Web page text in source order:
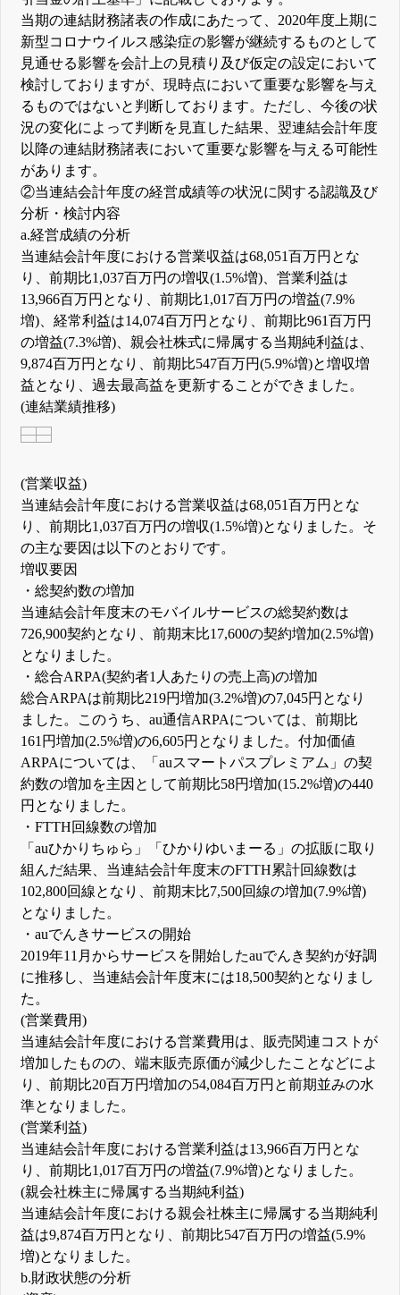
当期の連結財務諸表の作成にあたって、2020年度上期に
新型コロナウイルス感染症の影響が継続するものとして
見通せる影響を会計上の見積り及び仮定の設定において
検討しておりますが、現時点において重要な影響を与え
るものではないと判断しております。ただし、今後の状
況の変化によって判断を見直した結果、翌連結会計年度
以降の連結財務諸表において重要な影響を与える可能性
があります。
②当連結会計年度の経営成績等の状況に関する認識及び
分析・検討内容
a.経営成績の分析
当連結会計年度における営業収益は68,051百万円とな
り、前期比1,037百万円の増収(1.5%増)、営業利益は
13,966百万円となり、前期比1,017百万円の増益(7.9%
増)、経常利益は14,074百万円となり、前期比961百万円
の増益(7.3%増)、親会社株式に帰属する当期純利益は、
9,874百万円となり、前期比547百万円(5.9%増)と増収増
益となり、過去最高益を更新することができました。
(連結業績推移)
(営業収益)
当連結会計年度における営業収益は68,051百万円とな
り、前期比1,037百万円の増収(1.5%増)となりました。そ
の主な要因は以下のとおりです。
増収要因
・総契約数の増加
当連結会計年度末のモバイルサービスの総契約数は
726,900契約となり、前期末比17,600の契約増加(2.5%増)
となりました。
・総合ARPA(契約者1人あたりの売上高)の増加
総合ARPAは前期比219円増加(3.2%増)の7,045円となり
ました。このうち、au通信ARPAについては、前期比
161円増加(2.5%増)の6,605円となりました。付加価値
ARPAについては、「auスマートパスプレミアム」の契
約数の増加を主因として前期比58円増加(15.2%増)の440
円となりました。
・FTTH回線数の増加
「auひかりちゅら」「ひかりゆいまーる」の拡販に取り
組んだ結果、当連結会計年度末のFTTH累計回線数は
102,800回線となり、前期末比7,500回線の増加(7.9%増)
となりました。
・auでんきサービスの開始
2019年11月からサービスを開始したauでんき契約が好調
に推移し、当連結会計年度末には18,500契約となりまし
た。
(営業費用)
当連結会計年度における営業費用は、販売関連コストが
増加したものの、端末販売原価が減少したことなどによ
り、前期比20百万円増加の54,084百万円と前期並みの水
準となりました。
(営業利益)
当連結会計年度における営業利益は13,966百万円とな
り、前期比1,017百万円の増益(7.9%増)となりました。
(親会社株主に帰属する当期純利益)
当連結会計年度における親会社株主に帰属する当期純利
益は9,874百万円となり、前期比547百万円の増益(5.9%
増)となりました。
b.財政状態の分析